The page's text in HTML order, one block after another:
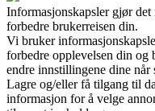
Informasjonskapsler gjør
forbedre brukerreisen din.
Vi bruker
forbedre opplevelsen din og
endre innstillingene dine når
Lagre og/eller få tilgang til
informasjon for å velge